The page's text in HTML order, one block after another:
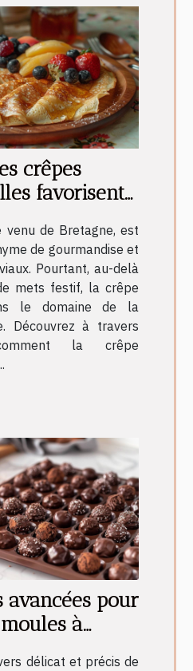
crêpes
favorisent
venu de Bretagne, est
de gourmandise et
Pourtant, au-delà
mets festif, la crêpe
le domaine de la
Découvrez à travers
la crêpe
avancées pour
à
délicat et précis de